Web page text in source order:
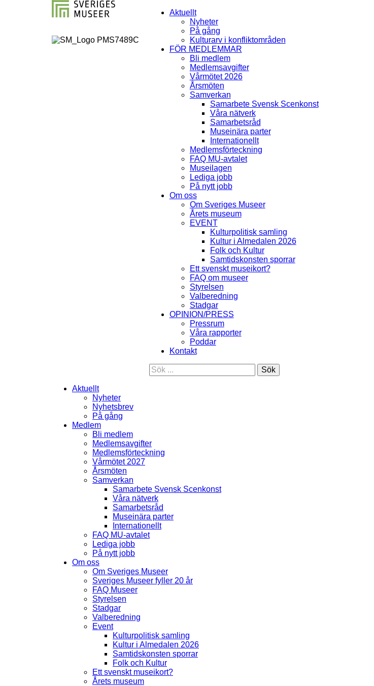
Aktuellt
Nyheter
På gång
Kulturarv i konfliktområden
FÖR MEDLEMMAR
Bli medlem
Medlemsavgifter
Vårmötet 2026
Årsmöten
Samverkan
Samarbete Svensk Scenkonst
Våra nätverk
Samarbetsråd
Museinära parter
Internationellt
Medlemsförteckning
FAQ MU-avtalet
Museilagen
Lediga jobb
På nytt jobb
Om oss
Om Sveriges Museer
Årets museum
EVENT
Kulturpolitisk samling
Kultur i Almedalen 2026
Folk och Kultur
Samtidskonsten sporrar
Ett svenskt museikort?
FAQ om museer
Styrelsen
Valberedning
Stadgar
OPINION/PRESS
Pressrum
Våra rapporter
Poddar
Kontakt
Sök
Aktuellt
Nyheter
Nyhetsbrev
På gång
Medlem
Bli medlem
Medlemsavgifter
Medlemsförteckning
Vårmötet 2027
Årsmöten
Samverkan
Samarbete Svensk Scenkonst
Våra nätverk
Samarbetsråd
Museinära parter
Internationellt
FAQ MU-avtalet
Lediga jobb
På nytt jobb
Om oss
Om Sveriges Museer
Sveriges Museer fyller 20 år
FAQ Museer
Styrelsen
Stadgar
Valberedning
Event
Kulturpolitisk samling
Kultur i Almedalen 2026
Samtidskonsten sporrar
Folk och Kultur
Ett svenskt museikort?
Årets museum